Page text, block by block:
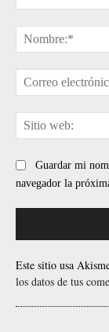
Guardar mi
navegador la
Este sitio usa
los datos de tus